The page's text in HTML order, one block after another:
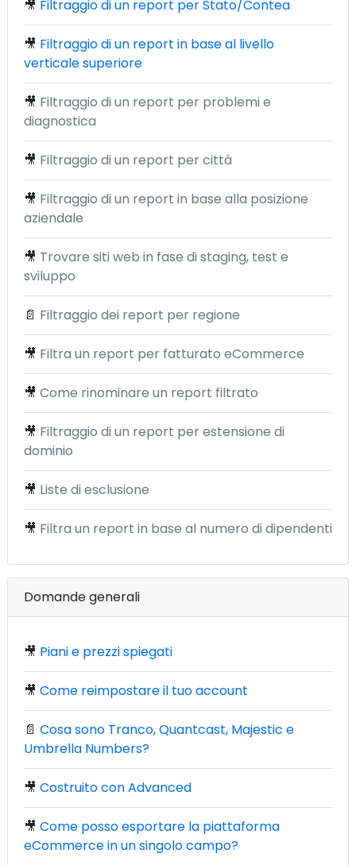
🎥 Filtraggio di un report per Stato/Contea
🎥 Filtraggio di un report in base al livello
verticale superiore
🎥 Filtraggio di un report per problemi e
diagnostica
🎥 Filtraggio di un report per città
🎥 Filtraggio di un report in base alla posizione
aziendale
🎥 Trovare siti web in fase di staging, test e
sviluppo
📄 Filtraggio dei report per regione
🎥 Filtra un report per fatturato eCommerce
🎥 Come rinominare un report filtrato
🎥 Filtraggio di un report per estensione di
dominio
🎥 Liste di esclusione
🎥 Filtra un report in base al numero di dipendenti
Domande generali
🎥 Piani e prezzi spiegati
🎥 Come reimpostare il tuo account
📄 Cosa sono Tranco, Quantcast, Majestic e
Umbrella Numbers?
🎥 Costruito con Advanced
🎥 Come posso esportare la piattaforma
eCommerce in un singolo campo?